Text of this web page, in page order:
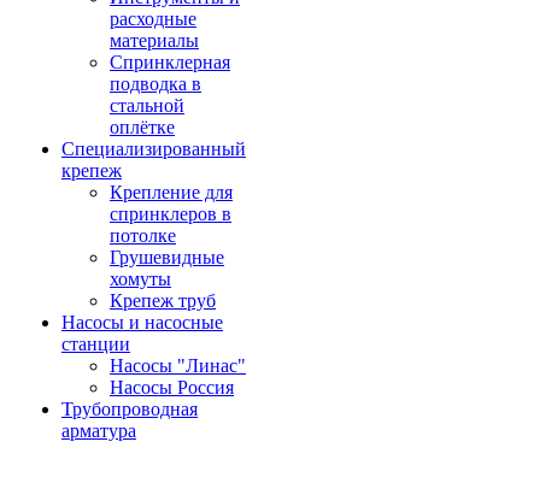
расходные
материалы
Спринклерная
подводка в
стальной
оплётке
Специализированный
крепеж
Крепление для
спринклеров в
потолке
Грушевидные
хомуты
Крепеж труб
Насосы и насосные
станции
Насосы "Линас"
Насосы Россия
Трубопроводная
арматура